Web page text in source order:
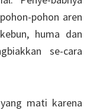
pohon aren
huma dan
se-cara
mati karena